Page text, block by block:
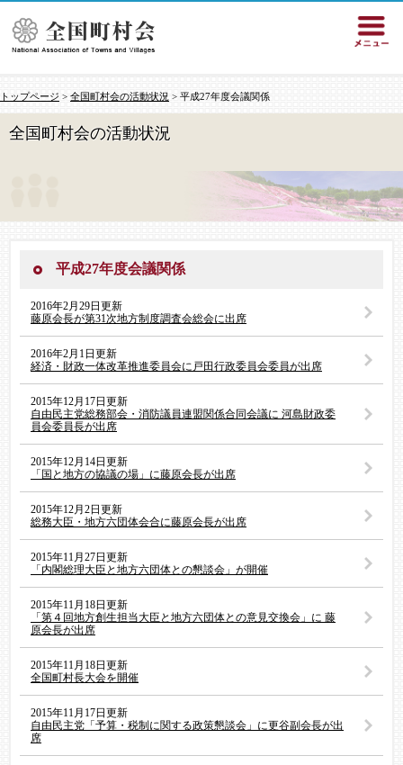
トップページ > 全国町村会の活動状況 > 平成27年度会議関係
全国町村会の活動状況
平成27年度会議関係
2016年2月29日更新
藤原会長が第31次地方制度調査会総会に出席
2016年2月1日更新
経済・財政一体改革推進委員会に戸田行政委員会委員が出席
2015年12月17日更新
自由民主党総務部会・消防議員連盟関係合同会議に 河島財政委
員会委員長が出席
2015年12月14日更新
「国と地方の協議の場」に藤原会長が出席
2015年12月2日更新
総務大臣・地方六団体会合に藤原会長が出席
2015年11月27日更新
「内閣総理大臣と地方六団体との懇談会」が開催
2015年11月18日更新
「第４回地方創生担当大臣と地方六団体との意見交換会」に 藤
原会長が出席
2015年11月18日更新
全国町村長大会を開催
2015年11月17日更新
自由民主党「予算・税制に関する政策懇談会」に更谷副会長が出
席